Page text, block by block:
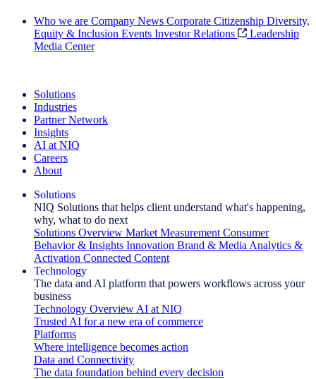
Who we are Company News Corporate Citizenship Diversity,
Equity & Inclusion Events Investor Relations
Leadership
Media Center
Solutions
Industries
Partner Network
Insights
AI at NIQ
Careers
About
Solutions
NIQ Solutions that helps client understand what's happening,
why, what to do next
Solutions Overview Market Measurement Consumer
Behavior & Insights Innovation Brand & Media Analytics &
Activation Connected Content
Technology
The data and AI platform that powers workflows across your
business
Technology Overview AI at NIQ
Trusted AI for a new era of commerce
Platforms
Where intelligence becomes action
Data and Connectivity
The data foundation behind every decision